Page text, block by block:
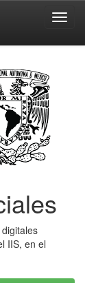
IIS, en el